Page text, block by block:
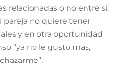
relacionadas o no entre si.
pareja no quiere tener
y en otra oportunidad
“ya no le gusto mas,